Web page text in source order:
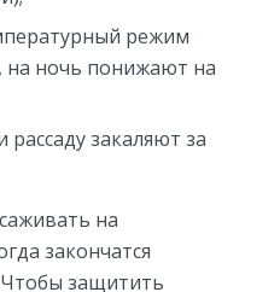
режим
на ночь понижают на
рассаду закаляют за
на
закончатся
защитить